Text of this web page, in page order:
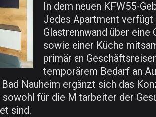
In dem neuen KFW55-
Jedes Apartment verfügt
Glastrennwand über eine
sowie einer Küche
primär an
temporärem Bedarf an
Nauheim ergänzt sich das
für die Mitarbeiter der
sind.